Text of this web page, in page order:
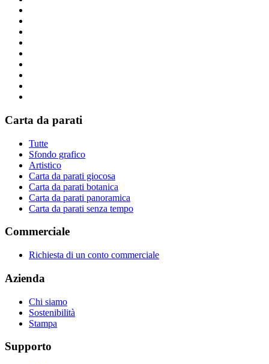
Carta da parati
Tutte
Sfondo grafico
Artistico
Carta da parati giocosa
Carta da parati botanica
Carta da parati panoramica
Carta da parati senza tempo
Commerciale
Richiesta di un conto commerciale
Azienda
Chi siamo
Sostenibilità
Stampa
Supporto